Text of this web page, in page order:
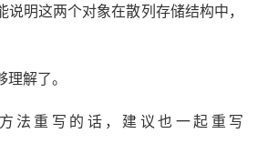
明这两个对象在散列存储结构中，
解了。
法重写的话，建议也一起重写